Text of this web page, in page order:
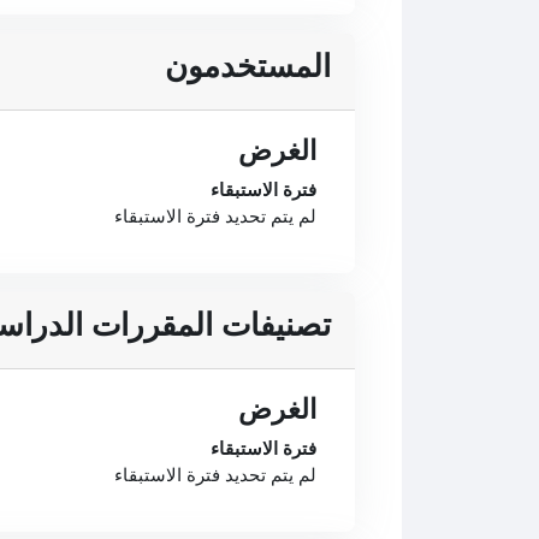
المستخدمون
الغرض
فترة الاستبقاء
لم يتم تحديد فترة الاستبقاء
تصنيفات المقررات
الغرض
فترة الاستبقاء
لم يتم تحديد فترة الاستبقاء